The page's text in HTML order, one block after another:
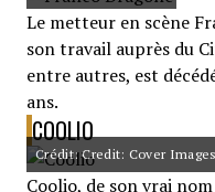
Le metteur en scène
son travail auprès du
entre autres, est
ans.
COOLIO
Crédit: Credit: Cover Images
Coolio, de son vrai